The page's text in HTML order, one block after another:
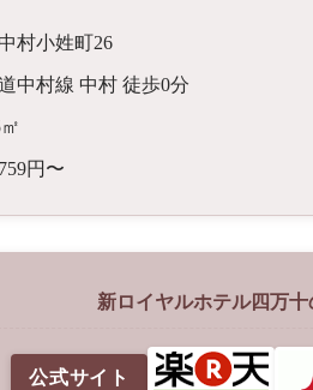
村小姓町26
中村線 中村 徒歩0分
円〜
新ロイヤルホテル四万
公式サイト